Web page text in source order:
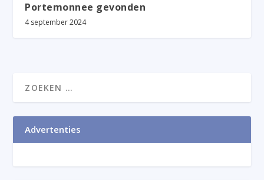
Portemonnee gevonden
4 september 2024
Advertenties